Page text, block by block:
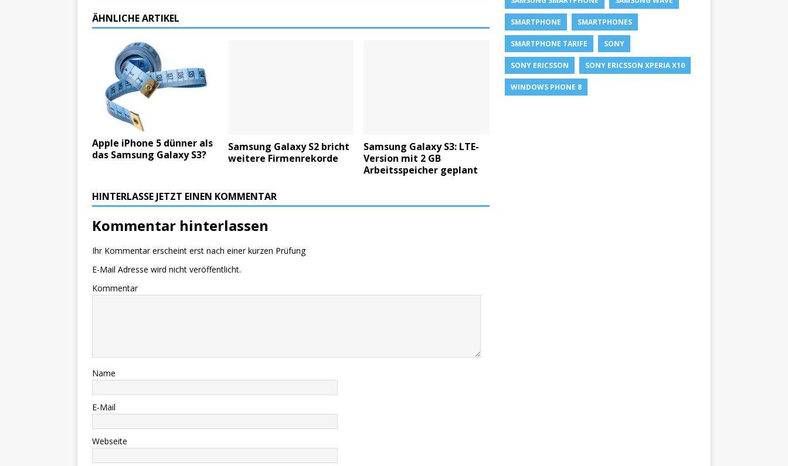
ÄHNLICHE ARTIKEL
Apple iPhone 5 dünner als
das Samsung Galaxy S3?
Samsung Galaxy S2 bricht
weitere Firmenrekorde
Samsung Galaxy S3: LTE-
Version mit 2 GB
Arbeitsspeicher geplant
HINTERLASSE JETZT EINEN KOMMENTAR
Kommentar hinterlassen
Ihr Kommentar erscheint erst nach einer kurzen Prüfung
E-Mail Adresse wird nicht veröffentlicht.
Kommentar
Name
E-Mail
Webseite
SMARTPHONE SMARTPHONES
SMARTPHONE TARIFE SONY
SONY ERICSSON SONY ERICSSON XPERIA X10
WINDOWS PHONE 8